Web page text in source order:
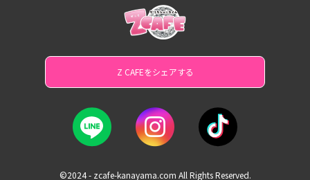
Z CAFEをシェアする
©2024 - zcafe-kanayama.com All Rights Reserved.